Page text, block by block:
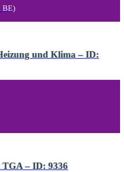
BE)
und Klima – ID:
TGA – ID: 9336